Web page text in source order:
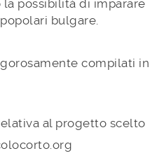
possibilità di imparare
bulgare.
compilati in
al progetto scelto